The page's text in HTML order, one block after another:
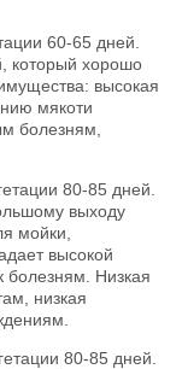
60-65 дней.
который хорошо
высокая
мякоти
болезням,
80-85 дней.
выходу
мойки,
высокой
болезням. Низкая
низкая
80-85 дней.